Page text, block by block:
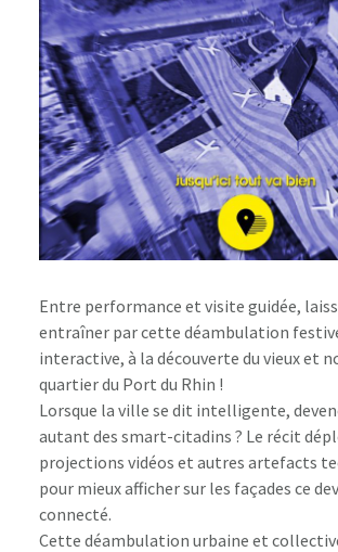
Entre performance et visite guidée,
entraîner par cette déambulation
interactive, à la découverte du vieux et
quartier du Port du Rhin !
Lorsque la ville se dit intelligente,
autant des smart-citadins ? Le récit
projections vidéos et autres artefacts
pour mieux afficher sur les façades ce
connecté.
Cette déambulation urbaine et